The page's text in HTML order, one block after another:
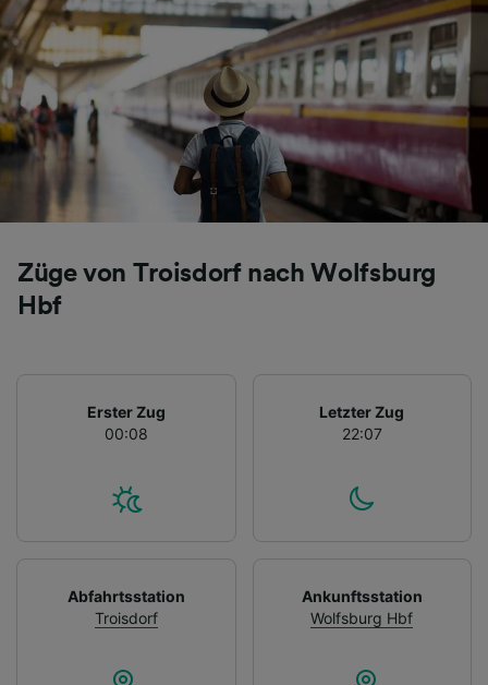
Züge von Troisdorf nach Wolfsburg
Hbf
Erster Zug
00:08
Letzter Zug
22:07
Abfahrtsstation
Troisdorf
Ankunftsstation
Wolfsburg Hbf
Folgendes bereitzustellen:
Verwendung genauer Standortdaten.
Endgeräteeigenschaften zur Identifikation
aktiv abfragen. Speichern von oder Zugriff auf
Informationen auf einem Endgerät.
Personalisierte Werbung und Inhalte, Messung
von Werbeleistung und der Performance von
Inhalten, Zielgruppenforschung sowie
Entwicklung und Verbesserung von
Angeboten.
Liste der Partner (Lieferanten)